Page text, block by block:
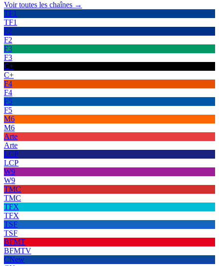
Voir toutes les chaînes →
TF1
TF1
F2
F2
F3
F3
C+
C+
F4
F4
F5
F5
M6
M6
Arte
Arte
LCP
LCP
W9
W9
TMC
TMC
TFX
TFX
TSF
TSF
BFMT
BFMTV
CNew